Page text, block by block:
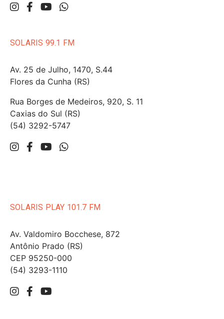
SOLARIS 99.1 FM
Av. 25 de Julho, 1470, S.44
Flores da Cunha (RS)
Rua Borges de Medeiros, 920, S. 11
Caxias do Sul (RS)
(54) 3292-5747
SOLARIS PLAY 101.7 FM
Av. Valdomiro Bocchese, 872
Antônio Prado (RS)
CEP 95250-000
(54) 3293-1110